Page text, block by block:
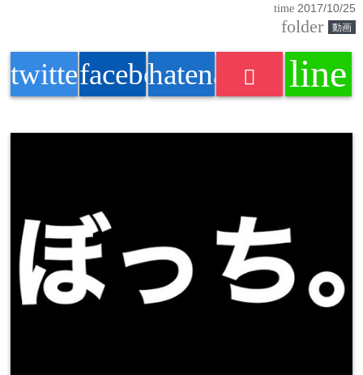
time 2017/10/25
folder 動画
twitterfacebookhatenabookmark
line